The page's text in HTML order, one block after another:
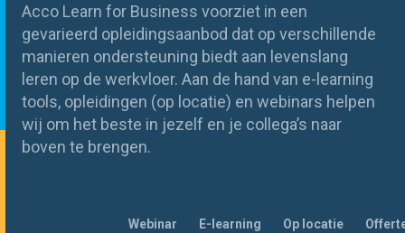
Acco Learn for Business voorziet in een
gevarieerd opleidingsaanbod dat op verschillende
manieren ondersteuning biedt aan levenslang
leren op de werkvloer. Aan de hand van e-learning
tools, opleidingen (op locatie) en webinars helpen
wij om het beste in jezelf en je collega’s naar
boven te brengen.
Webinar E-learning Op locatie